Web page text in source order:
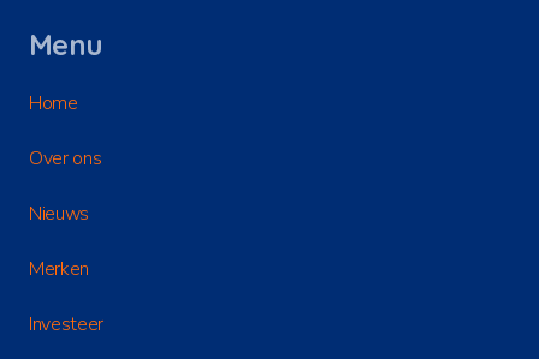
Menu
Home
Over ons
Nieuws
Merken
Investeer